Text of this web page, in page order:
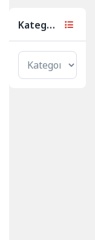
Kategoriler